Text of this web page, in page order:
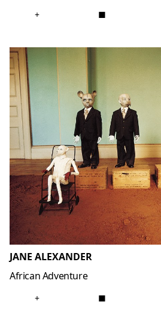
+ ■
JANE ALEXANDER
African Adventure
+ ■